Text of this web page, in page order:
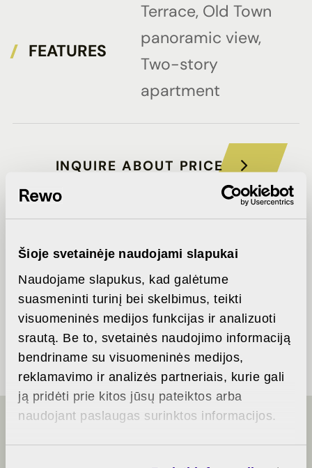
Šioje svetainėje naudojami slapukai
Naudojame slapukus, kad galėtume
suasmeninti turinį bei skelbimus, teikti
visuomeninės medijos funkcijas ir analizuoti
srautą. Be to, svetainės naudojimo informaciją
bendriname su visuomeninės medijos,
reklamavimo ir analizės partneriais, kurie gali
ją pridėti prie kitos jūsų pateiktos arba
naudojant paslaugas surinktos informacijos.
FEATURES
Terrace, Old Town
panoramic view,
Two-story
apartment
INQUIRE ABOUT PRICE
Description
of
Partial
finishing
Parking
plan